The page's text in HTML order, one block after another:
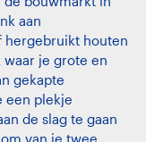
aan
hergebruikt houten
waar je grote en
gekapte
een plekje
de slag te gaan
van je twee